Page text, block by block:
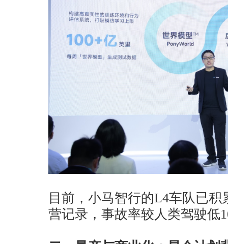
目前，小马智行的L4车队已
营记录，事故率较人类驾驶低